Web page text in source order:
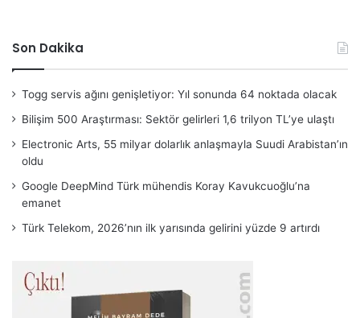
Son Dakika
Togg servis ağını genişletiyor: Yıl sonunda 64 noktada olacak
Bilişim 500 Araştırması: Sektör gelirleri 1,6 trilyon TL’ye ulaştı
Electronic Arts, 55 milyar dolarlık anlaşmayla Suudi Arabistan’ın
oldu
Google DeepMind Türk mühendis Koray Kavukcuoğlu’na
emanet
Türk Telekom, 2026’nın ilk yarısında gelirini yüzde 9 artırdı